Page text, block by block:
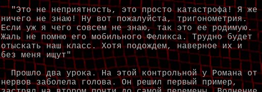
"Это не неприятность, это просто катастрофа! Я же
ничего не знаю! Ну вот пожалуйста, тригонометрия.
Если уж я чего совсем не знаю, так это ее родимую.
Жаль не помню его мобильного Феликса. Трудно будет
отыскать наш класс. Хотя подождем, наверное их и
без меня ищут"
Прошло два урока. На этой контрольной у Романа от
нервов заболела голова. Он решил первый пример,